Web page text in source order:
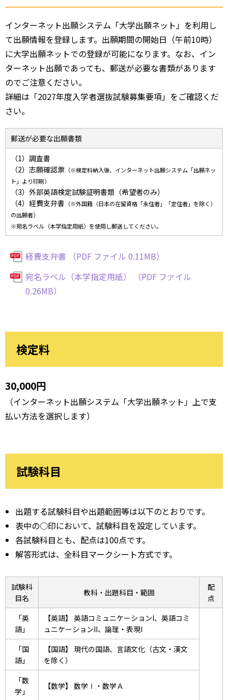
インターネット出願システム「大学出願ネット」を利用し
て出願情報を登録します。出願期間の開始日（午前10時）
に大学出願ネットでの登録が可能になります。なお、イン
ターネット出願であっても、郵送が必要な書類があります
のでご注意ください。
詳細は「2027年度入学者選抜試験募集要項」をご確認くだ
さい。
郵送が必要な出願書類
（1）調査書
（2）志願確認票 （※検定料納入後、インターネット出願システム「出願ネッ
ト」より印刷）
（3）外部英語検定試験証明書類（希望者のみ）
（4）経費支弁書 （※外国籍（日本の在留資格「永住者」「定住者」を除く）
の出願者）
※宛名ラベル（本学指定用紙）を使用し郵送してください。
経費支弁書 （PDF ファイル 0.11MB）
宛名ラベル（本学指定用紙） （PDF ファイル
0.26MB）
検定料
30,000円
（インターネット出願システム「大学出願ネット」上で支
払い方法を選択します）
試験科目
出題する試験科目や出題範囲等は以下のとおりです。
表中の○印において、試験科目を設定しています。
各試験科目とも、配点は100点です。
解答形式は、全科目マークシート方式です。
試験科
目名
教科・出題科目・範囲
配
点
「英
語」
【英語】 英語コミュニケーションI、英語コミ
ュニケーションII、論理・表現I
「国
語」
【国語】 現代の国語、言語文化（古文・漢文
を除く）
「数
学」
【数学】 数学Ⅰ・数学Ａ